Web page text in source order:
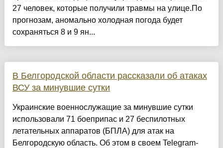
27 человек, которые получили травмы на улице.По
прогнозам, аномально холодная погода будет
сохраняться 8 и 9 ян...
В Белгородской области рассказали об атаках
ВСУ за минувшие сутки
Украинские военнослужащие за минувшие сутки
использовали 71 боеприпас и 27 беспилотных
летательных аппаратов (БПЛА) для атак на
Белгородскую область. Об этом в своем Telegram-